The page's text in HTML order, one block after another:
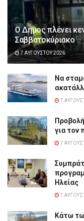
Ο Δήμος πλένει
Σαββατοκύριακο
7 ΑΥΓΟΎΣΤΟΥ 2026
Να
7
για τον
7
Ηλείας
7
Κάτω